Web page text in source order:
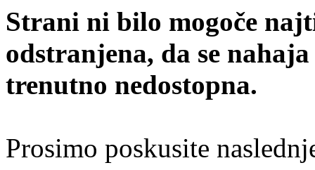
Strani ni bilo mogoče
odstranjena, da se
trenutno nedostopna.
Prosimo poskusite